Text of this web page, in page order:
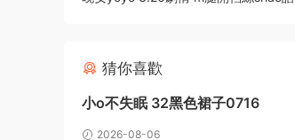
猜你喜歡
小o不失眠 32黑色裙子0716
2026-08-06